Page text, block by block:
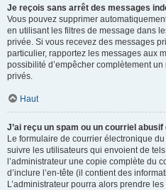
Je reçois sans arrêt des messages
Vous pouvez supprimer
en utilisant les filtres de message dans
privée. Si vous recevez des messages
particulier, rapportez les messages aux
possibilité d’empêcher complètement
privés.
Haut
J’ai reçu un spam ou un courriel abusif
Le formulaire de courrier électronique
suivre les utilisateurs qui envoient de
l’administrateur une copie complète du
d’inclure l’en-tête (il contient des
L’administrateur pourra alors prendre